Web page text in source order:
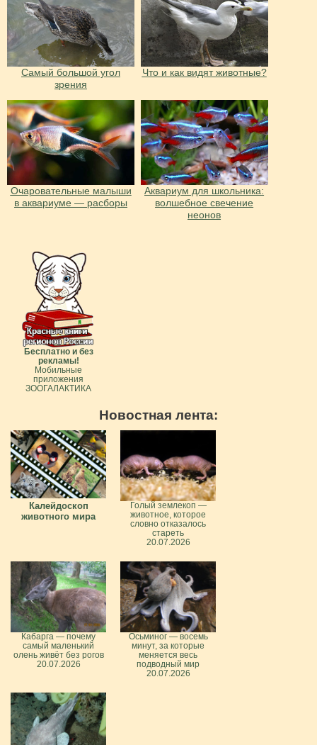
Cамый большой угол
зрения
Что и как видят животные?
Очаровательные малыши
в аквариуме — расборы
Аквариум для школьника:
волшебное свечение
неонов
Бесплатно и без
рекламы!
Мобильные
приложения
ЗООГАЛАКТИКА
Новостная лента:
Калейдоскоп
животного мира
Голый землекоп —
животное, которое
словно отказалось
стареть
20.07.2026
Кабарга — почему
самый маленький
олень живёт без рогов
20.07.2026
Осьминог — восемь
минут, за которые
меняется весь
подводный мир
20.07.2026